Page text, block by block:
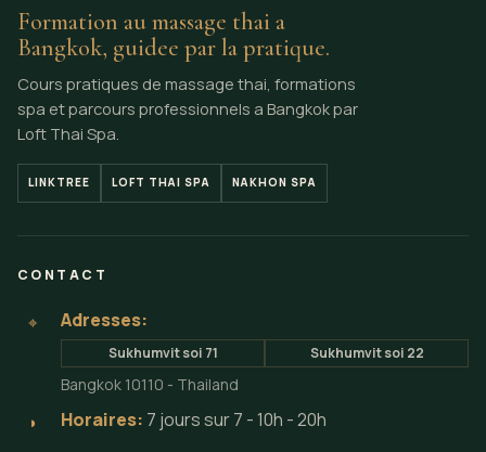
Formation au massage thai a
Bangkok, guidee par la pratique.
Cours pratiques de massage thai, formations
spa et parcours professionnels a Bangkok par
Loft Thai Spa.
LINKTREE LOFT THAI SPA NAKHON SPA
CONTACT
⌖ Adresses:
Sukhumvit soi 71 Sukhumvit soi 22
Bangkok 10110 - Thailand
◗ Horaires: 7 jours sur 7 - 10h - 20h